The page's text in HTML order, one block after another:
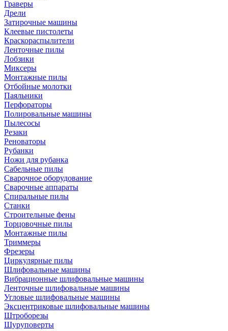
Граверы
Дрели
Затирочные машины
Клеевые пистолеты
Краскораспылители
Ленточные пилы
Лобзики
Миксеры
Монтажные пилы
Отбойные молотки
Паяльники
Перфораторы
Полировальные машины
Пылесосы
Резаки
Реноваторы
Рубанки
Ножи для рубанка
Сабельные пилы
Сварочное оборудование
Сварочные аппараты
Спиральные пилы
Станки
Строительные фены
Торцовочные пилы
Монтажные пилы
Триммеры
Фрезеры
Циркулярные пилы
Шлифовальные машины
Вибрационные шлифовальные машины
Ленточные шлифовальные машины
Угловые шлифовальные машины
Эксцентриковые шлифовальные машины
Штроборезы
Шуруповерты